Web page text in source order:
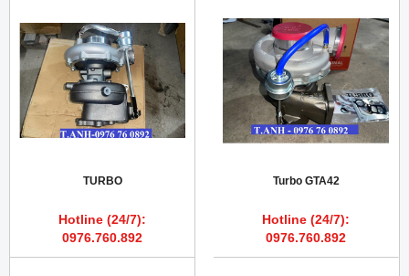
TURBO
Hotline (24/7):
0976.760.892
Turbo GTA42
Hotline (24/7):
0976.760.892